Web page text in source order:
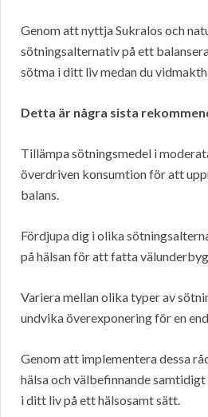
Genom att nyttja Sukralos och
sötningsalternativ på ett
sötma i ditt liv medan du
Detta är några sista
Tillämpa sötningsmedel i
överdriven konsumtion för att
balans.
Fördjupa dig i olika
på hälsan för att fatta
Variera mellan olika typer av
undvika överexponering för en
Genom att implementera dessa
hälsa och välbefinnande
i ditt liv på ett hälsosamt sätt.